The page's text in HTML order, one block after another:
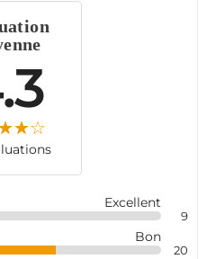
compatibilité avec les
renforce votre protection
la FC-7668 PRO
locaux techniques.
Excellent
9
Bon
20